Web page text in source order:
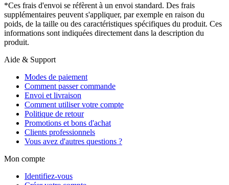
*Ces frais d'envoi se réfèrent à un envoi standard. Des frais
supplémentaires peuvent s'appliquer, par exemple en raison du
poids, de la taille ou des caractéristiques spécifiques du produit. Ces
informations sont indiquées directement dans la description du
produit.
Aide & Support
Modes de paiement
Comment passer commande
Envoi et livraison
Comment utiliser votre compte
Politique de retour
Promotions et bons d'achat
Clients professionnels
Vous avez d'autres questions ?
Mon compte
Identifiez-vous